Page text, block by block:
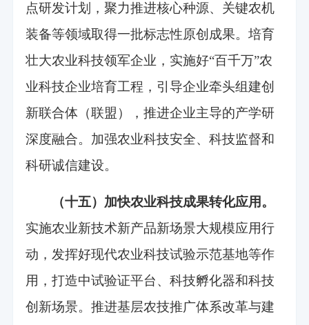
点研发计划，聚力推进核心种源、关键农机
装备等领域取得一批标志性原创成果。培育
壮大农业科技领军企业，实施好“百千万”农
业科技企业培育工程，引导企业牵头组建创
新联合体（联盟），推进企业主导的产学研
深度融合。加强农业科技安全、科技监督和
科研诚信建设。
（十五）加快农业科技成果转化应用。
实施农业新技术新产品新场景大规模应用行
动，发挥好现代农业科技试验示范基地等作
用，打造中试验证平台、科技孵化器和科技
创新场景。推进基层农技推广体系改革与建